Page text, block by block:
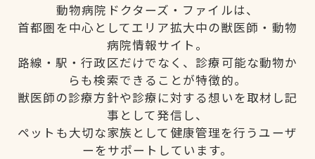
動物病院ドクターズ・ファイルは、
首都圏を中心としてエリア拡大中の獣医師・動物
病院情報サイト。
路線・駅・行政区だけでなく、診療可能な動物か
らも検索できることが特徴的。
獣医師の診療方針や診療に対する想いを取材し記
事として発信し、
ペットも大切な家族として健康管理を行うユーザ
ーをサポートしています。